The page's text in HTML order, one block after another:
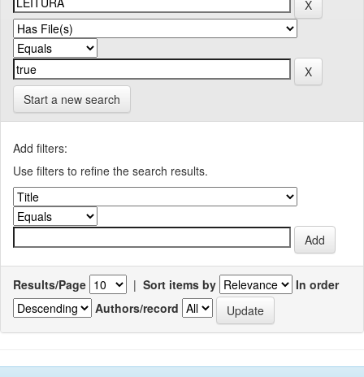
Start a new search
Add filters:
Use filters to refine the search results.
Results/Page | Sort items by
In order
Authors/record